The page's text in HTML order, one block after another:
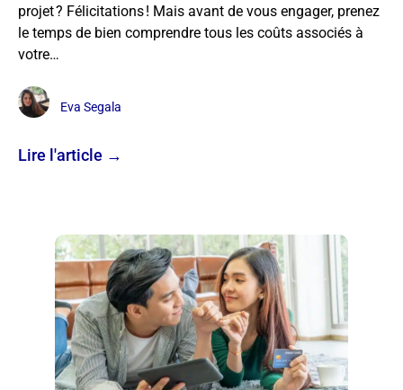
projet ? Félicitations ! Mais avant de vous engager, prenez
le temps de bien comprendre tous les coûts associés à
votre…
Eva Segala
Lire l'article →